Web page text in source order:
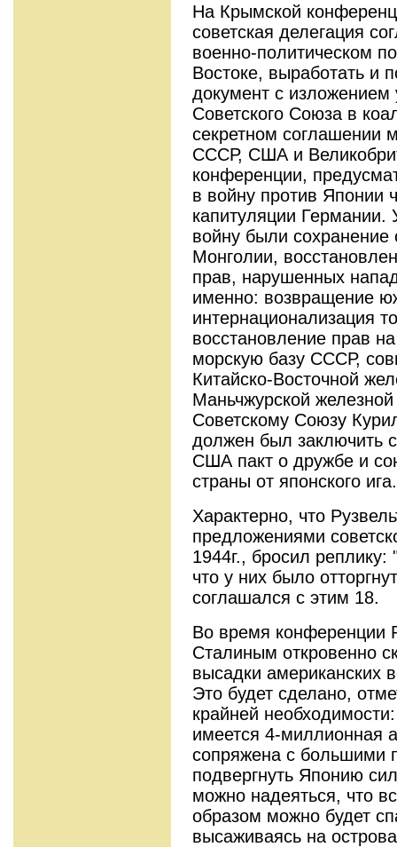
На Крымской
советская делегация
военно-политическом
Востоке, выработать и
документ с изложением
Советского Союза в
секретном соглашении
СССР, США и
конференции,
в войну против Японии
капитуляции Германии.
войну были сохранение
Монголии,
прав, нарушенных
именно: возвращение
интернационализация
восстановление прав
морскую базу СССР,
Китайско-Восточной
Маньчжурской
Советскому Союзу
должен был заключить
США пакт о дружбе и
страны от японского ига.
Характерно, что
предложениями
1944г., бросил реплику:
что у них было
соглашался с этим 18.
Во время конференции
Сталиным откровенно
высадки американских
Это будет сделано,
крайней
имеется 4-миллионная
сопряжена с большими
подвергнуть Японию
можно надеяться, что
образом можно будет
высаживаясь на